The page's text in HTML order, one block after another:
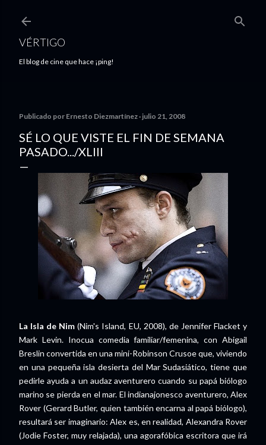
VÉRTIGO
El blog de cine que hace ¡ping!
Publicado por Ernesto Diezmartínez julio 21, 2008
SÉ LO QUE VISTE EL FIN DE SEMANA
PASADO.../XLIII
La Isla de Nim (Nim's Island, EU, 2008), de Jennifer Flacket y
Mark Levin. Inocua comedia familiar/femenina, con Abigail
Breslin convertida en una mini-Robinson Crusoe que, viviendo
en una pequeña isla desierta del Mar Sudasiático, tiene que
pedirle ayuda a un audaz aventurero cuando su papá biólogo
marino se pierda en el mar. El indianajonesco aventurero, Alex
Rover (Gerard Butler, quien también encarna al papá biólogo),
resultará ser imaginario: Alex es, en realidad, Alexandra Rover
(Jodie Foster, muy relajada), una agorafóbica escritora que irá